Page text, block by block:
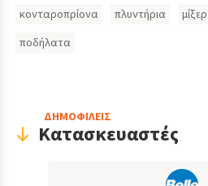
κονταροπρίονα
πλυντήρια μίξερ
ποδήλατα
ΔΗΜΟΦΙΛΕΙΣ
Κατασκευαστές